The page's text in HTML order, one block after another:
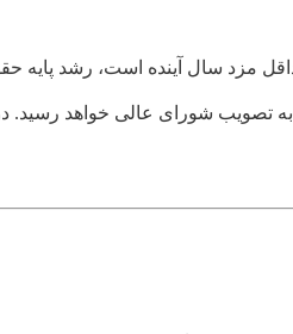
به گزارش خبرنگار مهر، به زودی و در هفته های آینده بسته جدید حقوق و دستمزد مشمولان